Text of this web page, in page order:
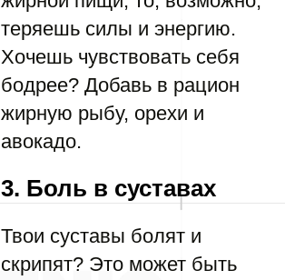
теряешь силы и энергию.
Хочешь чувствовать себя
бодрее? Добавь в рацион
жирную рыбу, орехи и
авокадо.
3. Боль в суставах
Твои суставы болят и
скрипят? Это может быть